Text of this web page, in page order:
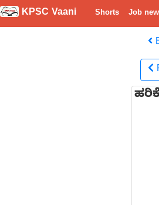
KPSC Vaani Shorts Job